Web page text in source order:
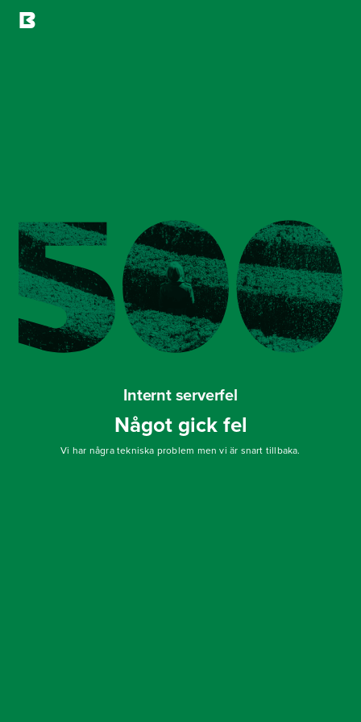
Internt serverfel
Något gick fel
Vi har några tekniska problem men vi är snart tillbaka.